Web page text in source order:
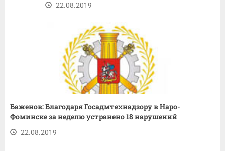
22.08.2019
Баженов: Благодаря Госадмтехнадзору в Наро-
Фоминске за неделю устранено 18 нарушений
22.08.2019